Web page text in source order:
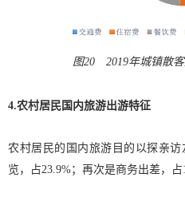
图20 2019年城镇散
4.农村居民国内旅游出游特征
农村居民的国内旅游目的以探亲
览，占23.9%；再次是商务出差，占